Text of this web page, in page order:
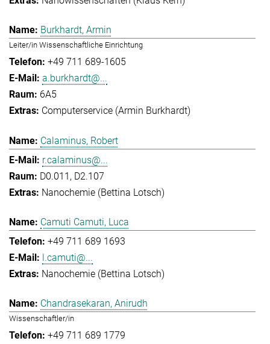
Burkhardt, Armin
Leiter/in Wissenschaftliche Einrichtung
+49 711 689-1605
a.burkhardt@...
6A5
Computerservice (Armin Burkhardt)
Calaminus, Robert
r.calaminus@...
D0.011, D2.107
Nanochemie (Bettina Lotsch)
Camuti Camuti, Luca
+49 711 689 1693
l.camuti@...
Nanochemie (Bettina Lotsch)
Chandrasekaran, Anirudh
Wissenschaftler/in
+49 711 689 1779